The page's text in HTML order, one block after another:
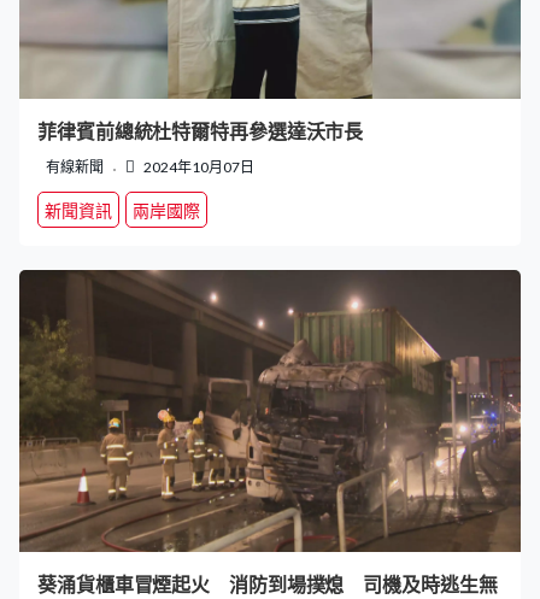
菲律賓前總統杜特爾特再參選達沃市長
有線新聞 2024年10月07日
新聞資訊 兩岸國際
葵涌貨櫃車冒煙起火 消防到場撲熄 司機及時逃生無